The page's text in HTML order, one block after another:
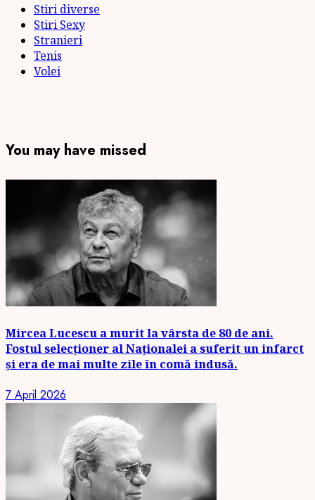
Stiri diverse
Stiri Sexy
Stranieri
Tenis
Volei
You may have missed
Mircea Lucescu a murit la vârsta de 80 de ani.
Fostul selecționer al Naționalei a suferit un infarct
și era de mai multe zile în comă indusă.
7 April 2026